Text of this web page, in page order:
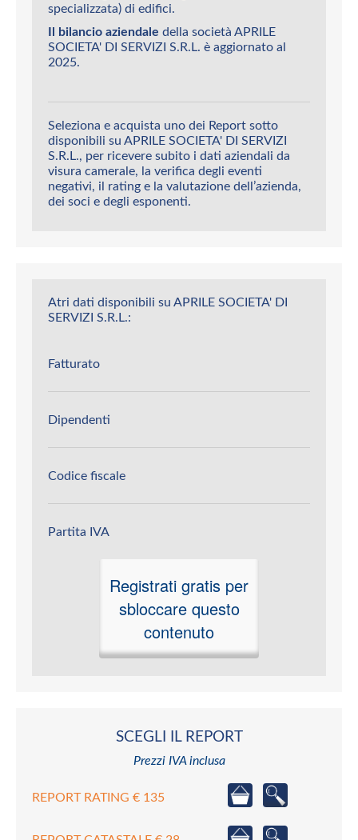
specializzata) di edifici.
Il bilancio aziendale della società APRILE
SOCIETA' DI SERVIZI S.R.L. è aggiornato al
2025.
Seleziona e acquista uno dei Report sotto
disponibili su APRILE SOCIETA' DI SERVIZI
S.R.L., per ricevere subito i dati aziendali da
visura camerale, la verifica degli eventi
negativi, il rating e la valutazione dell’azienda,
dei soci e degli esponenti.
Atri dati disponibili su APRILE SOCIETA' DI
SERVIZI S.R.L.:
Fatturato
Dipendenti
Codice fiscale
Partita IVA
Registrati gratis per
sbloccare questo
contenuto
SCEGLI IL REPORT
Prezzi IVA inclusa
REPORT RATING € 135